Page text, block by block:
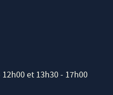
et 13h30 - 17h00